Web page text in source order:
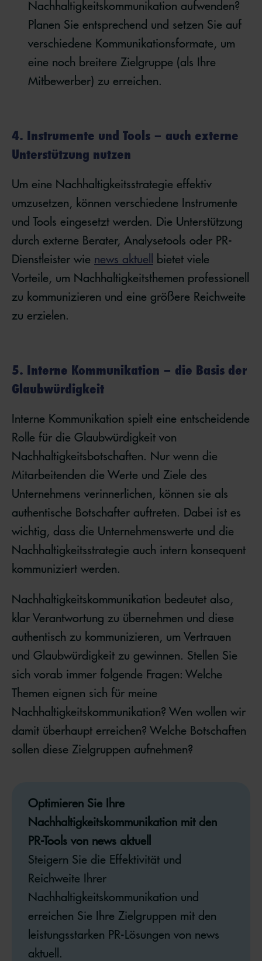
Nachhaltigkeitskommunikation aufwenden?
Planen Sie entsprechend und setzen Sie auf
verschiedene Kommunikationsformate, um
eine noch breitere Zielgruppe (als Ihre
Mitbewerber) zu erreichen.
4. Instrumente und Tools – auch externe
Unterstützung nutzen
Um eine Nachhaltigkeitsstrategie effektiv
umzusetzen, können verschiedene Instrumente
und Tools eingesetzt werden. Die Unterstützung
durch externe Berater, Analysetools oder PR-
Dienstleister wie news aktuell
bietet viele
Vorteile, um Nachhaltigkeitsthemen professionell
zu kommunizieren und eine größere Reichweite
zu erzielen.
5. Interne Kommunikation – die Basis der
Glaubwürdigkeit
Interne Kommunikation spielt eine entscheidende
Rolle für die Glaubwürdigkeit von
Nachhaltigkeitsbotschaften. Nur wenn die
Mitarbeitenden die Werte und Ziele des
Unternehmens verinnerlichen, können sie als
authentische Botschafter auftreten. Dabei ist es
wichtig, dass die Unternehmenswerte und die
Nachhaltigkeitsstrategie auch intern konsequent
kommuniziert werden.
Nachhaltigkeitskommunikation bedeutet also,
klar Verantwortung zu übernehmen und diese
authentisch zu kommunizieren, um Vertrauen
und Glaubwürdigkeit zu gewinnen. Stellen Sie
sich vorab immer folgende Fragen: Welche
Themen eignen sich für meine
Nachhaltigkeitskommunikation? Wen wollen wir
damit überhaupt erreichen? Welche Botschaften
sollen diese Zielgruppen aufnehmen?
Optimieren Sie Ihre
Nachhaltigkeitskommunikation mit den
PR-Tools von news aktuell
Steigern Sie die Effektivität und
Reichweite Ihrer
Nachhaltigkeitskommunikation und
erreichen Sie Ihre Zielgruppen mit den
leistungsstarken PR-Lösungen von news
aktuell.